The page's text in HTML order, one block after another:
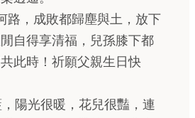
路，成敗都歸塵與土，放下
自得享清福，兒孫膝下都
此時！祈願父親生日快
陽光很暖，花兒很豔，連